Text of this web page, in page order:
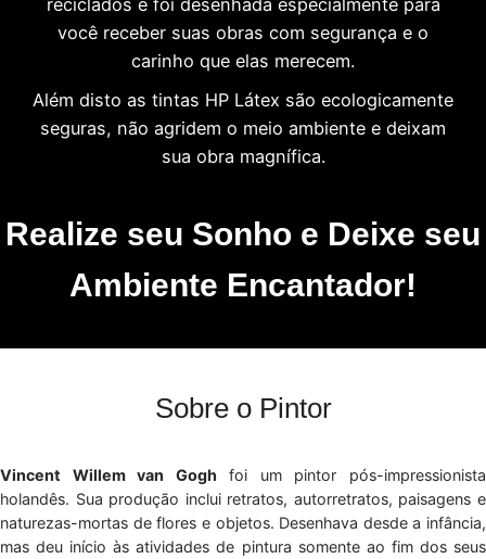
você receber suas obras com segurança e o
carinho que elas merecem.
Além disto as tintas HP Látex são ecologicamente
seguras, não agridem o meio ambiente e deixam
sua obra magnífica.
Realize seu Sonho e Deixe seu
Ambiente Encantador!
Sobre o Pintor
Vincent Willem van Gogh foi um pintor pós-impressionista
holandês. Sua produção inclui retratos, autorretratos, paisagens e
naturezas-mortas de flores e objetos. Desenhava desde a infância,
mas deu início às atividades de pintura somente ao fim dos seus